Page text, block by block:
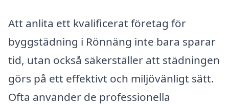
Att anlita ett kvalificerat företag för
byggstädning i Rönnäng inte bara sparar
tid, utan också säkerställer att städningen
görs på ett effektivt och miljövänligt sätt.
Ofta använder de professionella